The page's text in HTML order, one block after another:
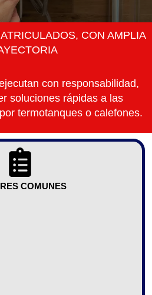
CON AMPLIA
con responsabilidad,
soluciones rápidas a las
termotanques o calefones.
COMUNES